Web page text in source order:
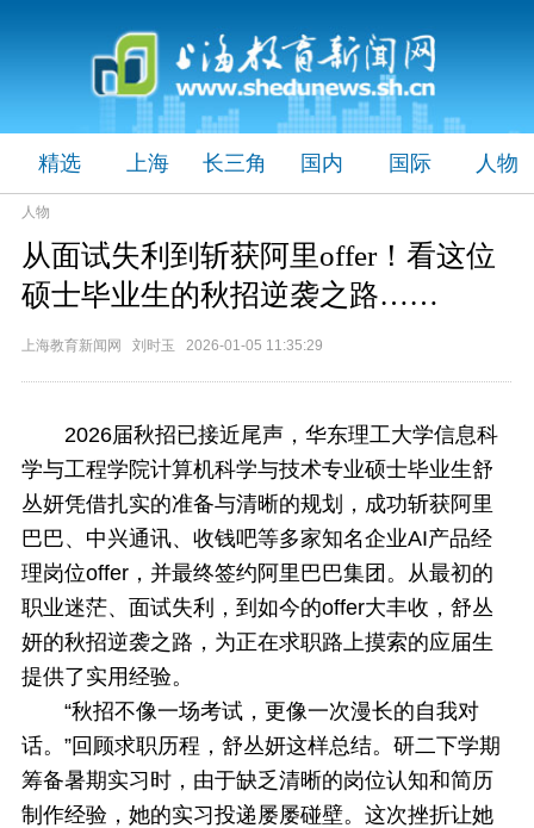
精选 上海 长三角 国内 国际 人物
人物
从面试失利到斩获阿里offer！看这位
硕士毕业生的秋招逆袭之路……
上海教育新闻网 刘时玉 2026-01-05 11:35:29
2026届秋招已接近尾声，华东理工大学信息科
学与工程学院计算机科学与技术专业硕士毕业生舒
丛妍凭借扎实的准备与清晰的规划，成功斩获阿里
巴巴、中兴通讯、收钱吧等多家知名企业AI产品经
理岗位offer，并最终签约阿里巴巴集团。从最初的
职业迷茫、面试失利，到如今的offer大丰收，舒丛
妍的秋招逆袭之路，为正在求职路上摸索的应届生
提供了实用经验。
“秋招不像一场考试，更像一次漫长的自我对
话。”回顾求职历程，舒丛妍这样总结。研二下学期
筹备暑期实习时，由于缺乏清晰的岗位认知和简历
制作经验，她的实习投递屡屡碰壁。这次挫折让她